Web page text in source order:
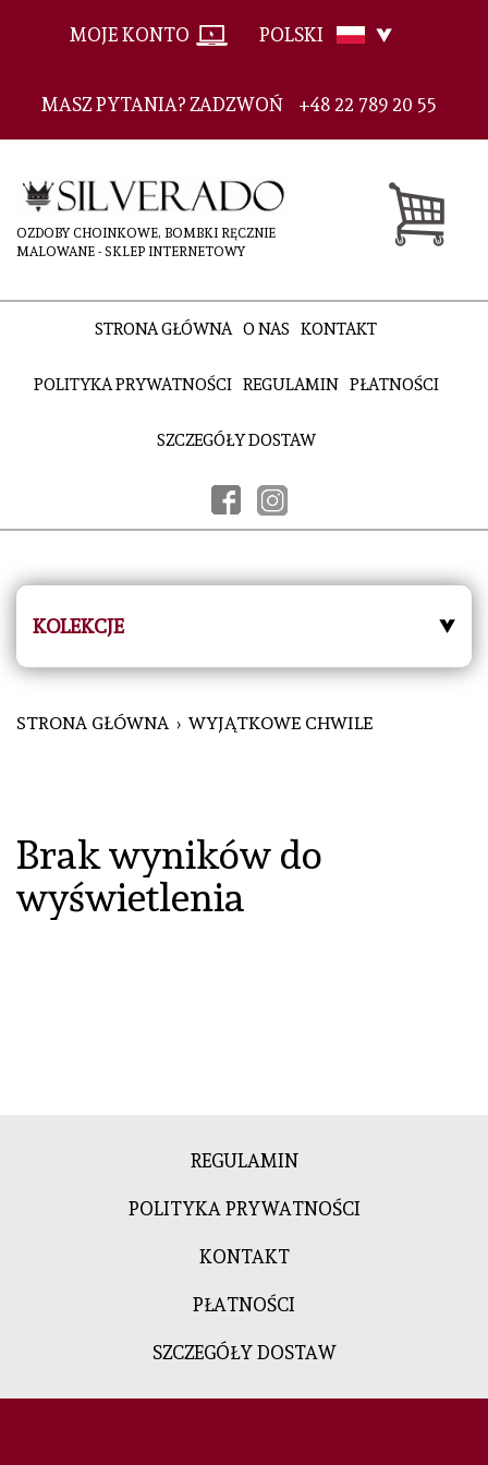
MOJE KONTO POLSKI
MASZ PYTANIA? ZADZWOŃ +48 22 789 20 55
OZDOBY CHOINKOWE, BOMBKI RĘCZNIE
MALOWANE - SKLEP INTERNETOWY
STRONA GŁÓWNA O NAS KONTAKT
POLITYKA PRYWATNOŚCI REGULAMIN PŁATNOŚCI
SZCZEGÓŁY DOSTAW
KOLEKCJE
STRONA GŁÓWNA WYJĄTKOWE CHWILE
Brak wyników do
wyświetlenia
REGULAMIN
POLITYKA PRYWATNOŚCI
KONTAKT
PŁATNOŚCI
SZCZEGÓŁY DOSTAW